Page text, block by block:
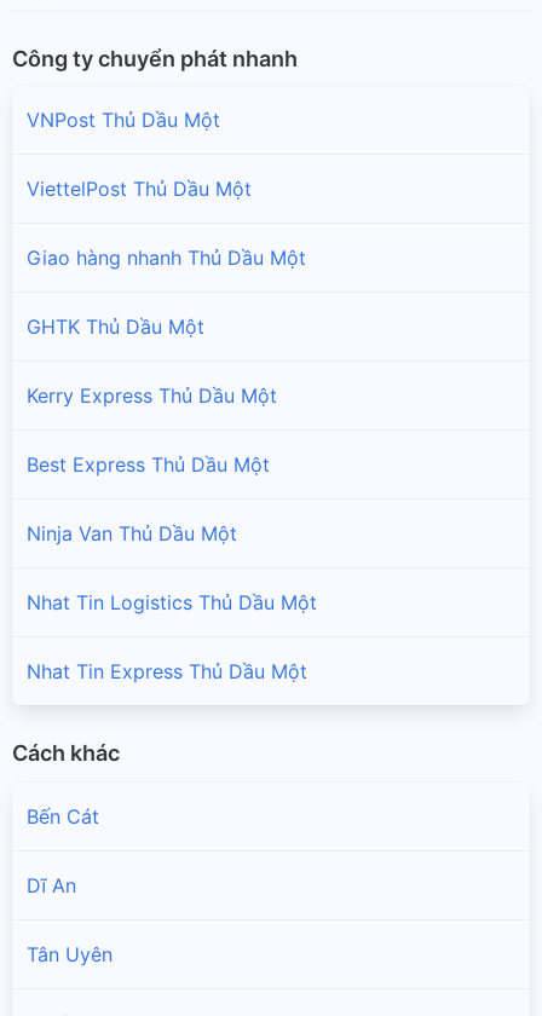
Công ty chuyển phát nhanh
VNPost Thủ Dầu Một
ViettelPost Thủ Dầu Một
Giao hàng nhanh Thủ Dầu Một
GHTK Thủ Dầu Một
Kerry Express Thủ Dầu Một
Best Express Thủ Dầu Một
Ninja Van Thủ Dầu Một
Nhat Tin Logistics Thủ Dầu Một
Nhat Tin Express Thủ Dầu Một
Cách khác
Bến Cát
Dĩ An
Tân Uyên